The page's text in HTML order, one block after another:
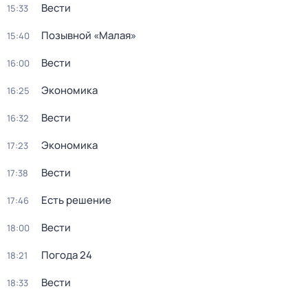
15:33 Вести
15:40 Позывной «Малая»
16:00 Вести
16:25 Экономика
16:32 Вести
17:23 Экономика
17:38 Вести
17:46 Есть решение
18:00 Вести
18:21 Погода 24
18:33 Вести